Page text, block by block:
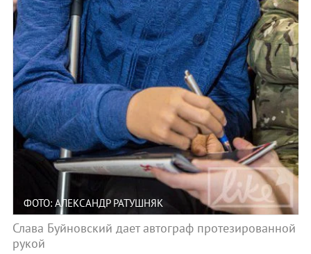
ФОТО: АЛЕКСАНДР РАТУШНЯК
Слава Буйновский дает автограф протезированной
рукой